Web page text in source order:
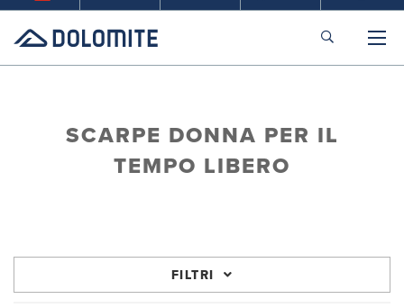
SCARPE DONNA PER IL
TEMPO LIBERO
FILTRI